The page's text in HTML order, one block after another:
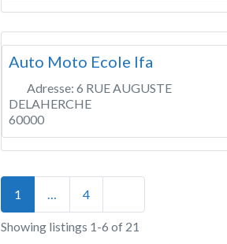
Auto Moto Ecole Ifa
Adresse: 6 RUE AUGUSTE
DELAHERCHE
60000
Posts navigation
1 4
Showing listings 1-6 of 21